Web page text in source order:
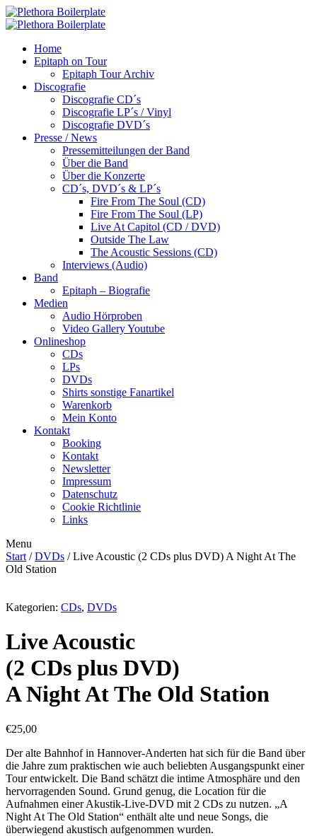
Home
Epitaph on Tour
Epitaph Tour Archiv
Discografie
Discografie CD´s
Discografie LP´s / Vinyl
Discografie DVD´s
Presse / News
Pressemitteilungen der Band
Über die Band
Über die Konzerte
CD´s, DVD´s & LP´s
Fire From The Soul (CD)
Fire From The Soul (LP)
Live At Capitol (CD / DVD)
Outside The Law
The Acoustic Sessions (CD)
Interviews (Audio)
Band
Epitaph – Biografie
Medien
Audio Hörproben
Video Gallery Youtube
Onlineshop
CDs
LPs
DVDs
Shirts sonstige Fanartikel
Warenkorb
Mein Konto
Kontakt
Booking
Kontakt
Newsletter
Impressum
Datenschutz
Cookie Richtlinie
Links
Menu
Start /DVDs / Live Acoustic (2 CDs plus DVD) A Night At The
Old Station
Kategorien: CDs, DVDs
Live Acoustic
(2 CDs plus DVD)
A Night At The Old Station
€25,00
Der alte Bahnhof in Hannover-Anderten hat sich für die Band über
die Jahre zum praktischen wie auch beliebten Ausgangspunkt einer
Tour entwickelt. Die Band schätzt die intime Atmosphäre und den
hervorragenden Sound. Grund genug, die Location für die
Aufnahmen einer Akustik-Live-DVD mit 2 CDs zu nutzen. „A
Night At The Old Station“ enthält alte und neue Songs, die
überwiegend akustisch aufgenommen wurden.